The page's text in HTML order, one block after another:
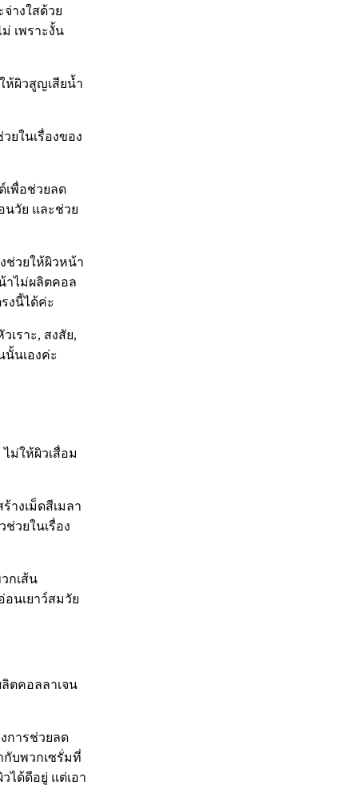
างใสด้วย
เพราะงั้น
ห้ผิวสูญเสียน้ำ
ยในเรื่องของ
เพื่อช่วยลด
นวัย และช่วย
ช่วยให้ผิวหน้า
าไม่ผลิตคอล
งนี้ได้ค่ะ
เราะ, สงสัย,
นั้นเองค่ะ
ม่ให้ผิวเสื่อม
างเม็ดสีเมลา
วยในเรื่อง
กเส้น
นเยาว์สมวัย
ตคอลลาเจน
การช่วยลด
กับพวกเซรั่มที่
ได้ดีอยู่ แต่เอา